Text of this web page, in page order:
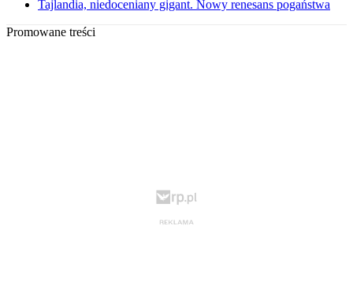
Tajlandia, niedoceniany gigant. Nowy renesans pogaństwa
Promowane treści